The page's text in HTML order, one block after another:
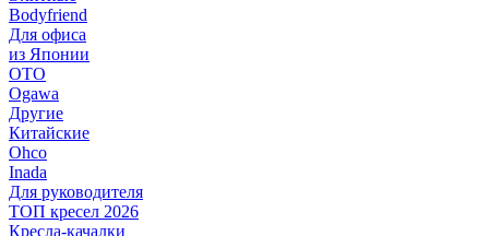
Bodyfriend
Для офиса
из Японии
OTO
Ogawa
Другие
Китайские
Ohco
Inada
Для руководителя
ТОП кресел 2026
Кресла-качалки